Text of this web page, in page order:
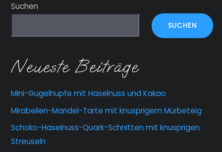
Suchen
SUCHEN
Neueste Beiträge
Mini-Gugelhupfe mit Haselnuss und Kakao
Mirabellen-Mandel-Tarte mit knusprigem Mürbeteig
Schoko-Haselnuss-Quark-Schnitten mit knusprigen
Streuseln